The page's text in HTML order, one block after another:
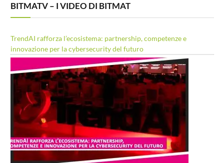
BITMATV – I VIDEO DI BITMAT
TrendAI rafforza l’ecosistema: partnership, competenze e
innovazione per la cybersecurity del futuro